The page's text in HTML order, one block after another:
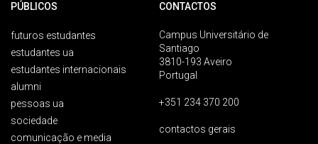
PÚBLICOS
futuros estudantes
estudantes ua
estudantes internacionais
alumni
pessoas ua
sociedade
comunicação e media
CONTACTOS
Campus Universitário de
Santiago
3810-193 Aveiro
Portugal
+351 234 370 200
contactos gerais